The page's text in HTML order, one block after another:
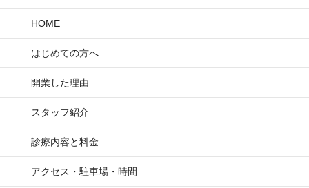
HOME
はじめての方へ
開業した理由
スタッフ紹介
診療内容と料金
アクセス・駐車場・時間